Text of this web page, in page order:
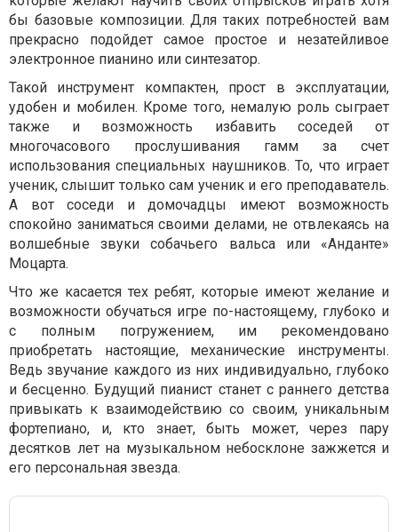
бы базовые композиции. Для таких потребностей вам
прекрасно подойдет самое простое и незатейливое
электронное пианино или синтезатор.
Такой инструмент компактен, прост в эксплуатации,
удобен и мобилен. Кроме того, немалую роль сыграет
также и возможность избавить соседей от
многочасового прослушивания гамм за счет
использования специальных наушников. То, что играет
ученик, слышит только сам ученик и его преподаватель.
А вот соседи и домочадцы имеют возможность
спокойно заниматься своими делами, не отвлекаясь на
волшебные звуки собачьего вальса или «Анданте»
Моцарта.
Что же касается тех ребят, которые имеют желание и
возможности обучаться игре по-настоящему, глубоко и
с полным погружением, им рекомендовано
приобретать настоящие, механические инструменты.
Ведь звучание каждого из них индивидуально, глубоко
и бесценно. Будущий пианист станет с раннего детства
привыкать к взаимодействию со своим, уникальным
фортепиано, и, кто знает, быть может, через пару
десятков лет на музыкальном небосклоне зажжется и
его персональная звезда.